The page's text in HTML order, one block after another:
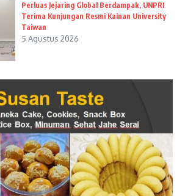
Perluas Jejaring Global Berdampak, UNPRI
Terima Kunjungan Resmi Kainan University
Taiwan
5 Agustus 2026